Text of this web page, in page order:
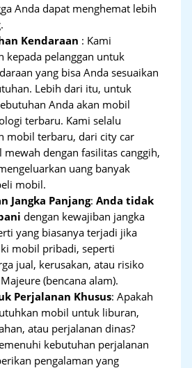
Anda dapat menghemat lebih
Kendaraan : Kami
kepada pelanggan untuk
yang bisa Anda sesuaikan
Lebih dari itu, untuk
Anda akan mobil
terbaru. Kami selalu
mobil terbaru, dari city car
mewah dengan fasilitas canggih,
uang banyak
mobil.
Jangka Panjang:Anda tidak
dengan kewajiban jangka
yang biasanya terjadi jika
mobil pribadi, seperti
jual, kerusakan, atau risiko
(bencana alam).
Perjalanan Khusus: Apakah
mobil untuk liburan,
atau perjalanan dinas?
kebutuhan perjalanan
pengalaman yang